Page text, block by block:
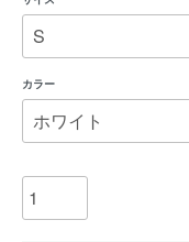
カラー